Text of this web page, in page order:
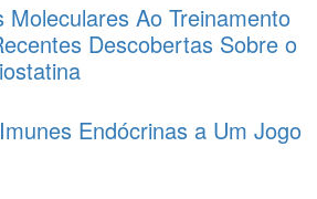
Moleculares Ao Treinamento
Descobertas Sobre o
Endócrinas a Um Jogo